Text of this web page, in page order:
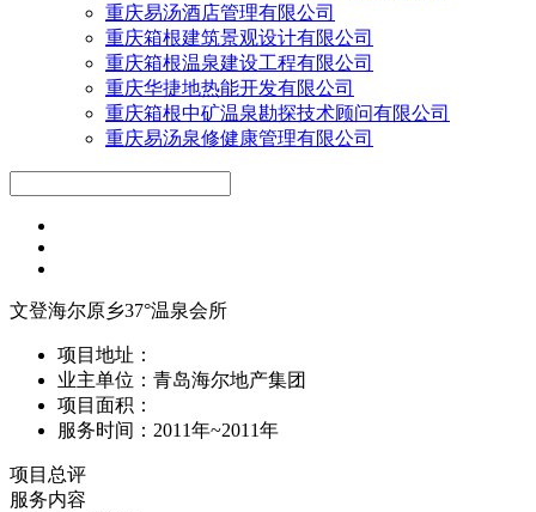
重庆易汤酒店管理有限公司
重庆箱根建筑景观设计有限公司
重庆箱根温泉建设工程有限公司
重庆华捷地热能开发有限公司
重庆箱根中矿温泉勘探技术顾问有限公司
重庆易汤泉修健康管理有限公司
文登海尔原乡37°温泉会所
项目地址：
业主单位：青岛海尔地产集团
项目面积：
服务时间：2011年~2011年
项目总评
服务内容